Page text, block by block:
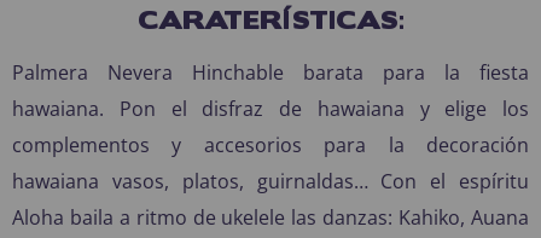
CARATERÍSTICAS:
Palmera Nevera Hinchable barata para la fiesta
hawaiana. Pon el disfraz de hawaiana y elige los
complementos y accesorios para la decoración
hawaiana vasos, platos, guirnaldas… Con el espíritu
Aloha baila a ritmo de ukelele las danzas: Kahiko, Auana